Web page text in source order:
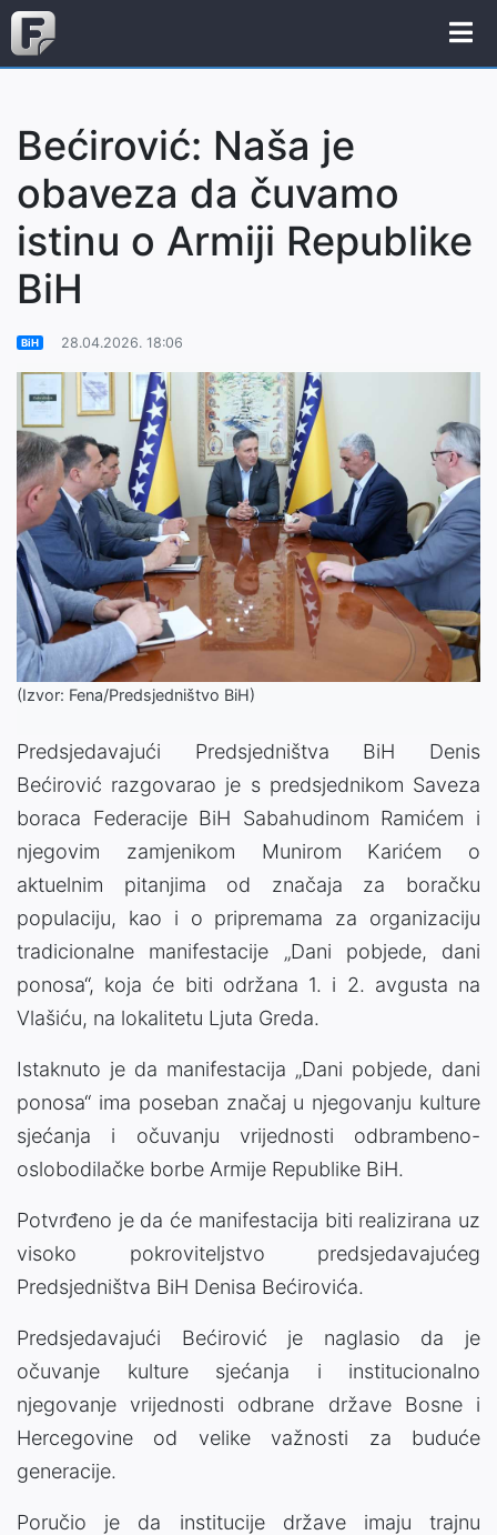
Bećirović: Naša je
obaveza da čuvamo
istinu o Armiji Republike
BiH
BiH 28.04.2026. 18:06
(Izvor: Fena/Predsjedništvo BiH)
Predsjedavajući Predsjedništva BiH Denis
Bećirović razgovarao je s predsjednikom Saveza
boraca Federacije BiH Sabahudinom Ramićem i
njegovim zamjenikom Munirom Karićem o
aktuelnim pitanjima od značaja za boračku
populaciju, kao i o pripremama za organizaciju
tradicionalne manifestacije „Dani pobjede, dani
ponosa“, koja će biti održana 1. i 2. avgusta na
Vlašiću, na lokalitetu Ljuta Greda.
Istaknuto je da manifestacija „Dani pobjede, dani
ponosa“ ima poseban značaj u njegovanju kulture
sjećanja i očuvanju vrijednosti odbrambeno-
oslobodilačke borbe Armije Republike BiH.
Potvrđeno je da će manifestacija biti realizirana uz
visoko pokroviteljstvo predsjedavajućeg
Predsjedništva BiH Denisa Bećirovića.
Predsjedavajući Bećirović je naglasio da je
očuvanje kulture sjećanja i institucionalno
njegovanje vrijednosti odbrane države Bosne i
Hercegovine od velike važnosti za buduće
generacije.
Poručio je da institucije države imaju trajnu